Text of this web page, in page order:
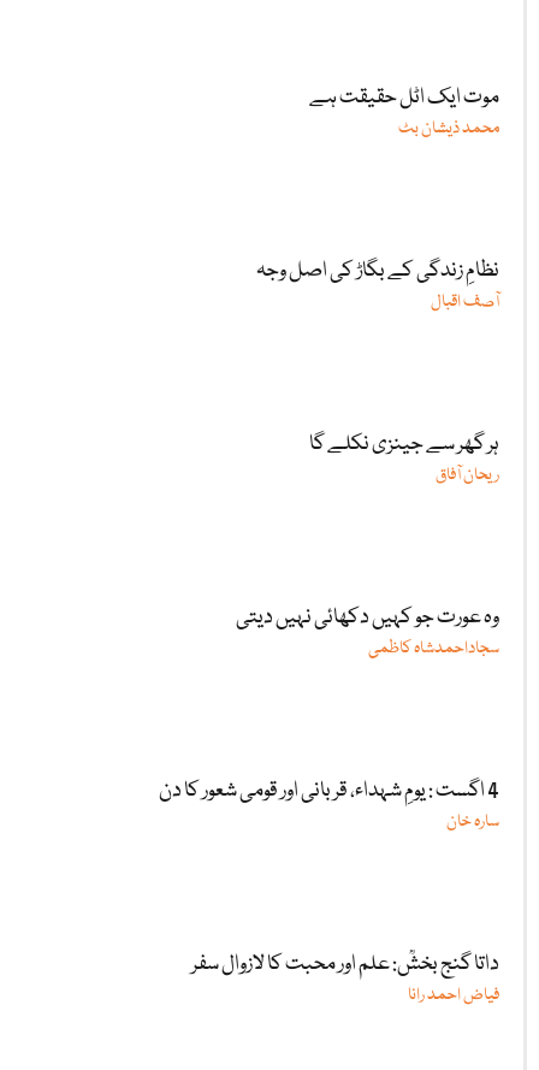
موت ایک اٹل حقیقت ہے
محمد ذیشان بٹ
نظامِ زندگی کے بگاڑ کی اصل وجہ
آصف اقبال
ہر گھر سے جینزی نکلے گا
ریحان آفاق
وہ عورت جو کہیں دکھائی نہیں دیتی
سجاداحمدشاہ کاظمی
4 اگست : یومِ شہداء، قربانی اور قومی شعور کا دن
سارہ خان
داتا گنج بخشؒ: علم اور محبت کا لازوال سفر
فیاض احمد رانا